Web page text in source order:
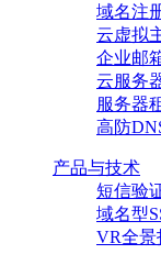
域名注
云虚拟
企业邮
云服务
服务器
高防
产品与技术
短信验
域名型
VR全景